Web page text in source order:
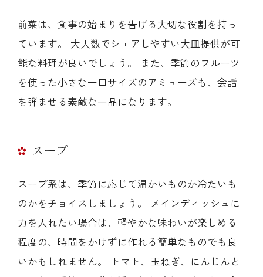
前菜は、食事の始まりを告げる大切な役割を持っ
ています。 大人数でシェアしやすい大皿提供が可
能な料理が良いでしょう。 また、季節のフルーツ
を使った小さな一口サイズのアミューズも、会話
を弾ませる素敵な一品になります。
スープ
スープ系は、季節に応じて温かいものか冷たいも
のかをチョイスしましょう。 メインディッシュに
力を入れたい場合は、軽やかな味わいが楽しめる
程度の、時間をかけずに作れる簡単なものでも良
いかもしれません。 トマト、玉ねぎ、にんじんと